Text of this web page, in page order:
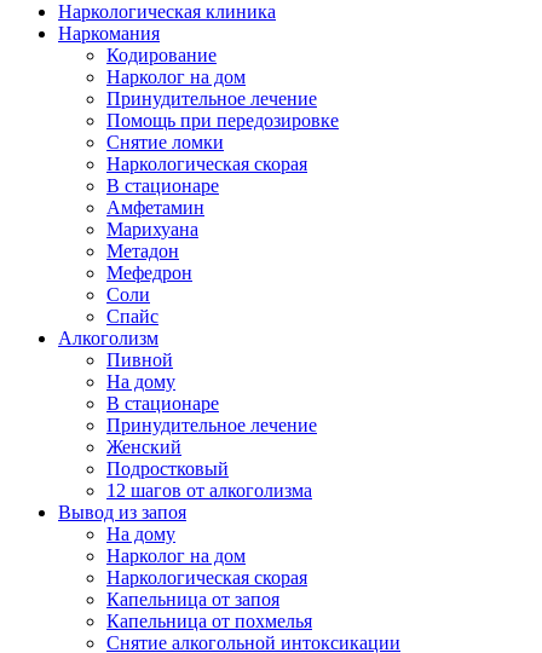
Наркологическая клиника
Наркомания
Кодирование
Нарколог на дом
Принудительное лечение
Помощь при передозировке
Снятие ломки
Наркологическая скорая
В стационаре
Амфетамин
Марихуана
Метадон
Мефедрон
Соли
Спайс
Алкоголизм
Пивной
На дому
В стационаре
Принудительное лечение
Женский
Подростковый
12 шагов от алкоголизма
Вывод из запоя
На дому
Нарколог на дом
Наркологическая скорая
Капельница от запоя
Капельница от похмелья
Снятие алкогольной интоксикации